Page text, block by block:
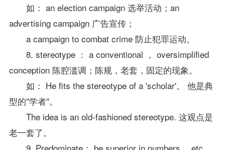
如： an election campaign 选举活动；an
advertising campaign 广告宣传；
a campaign to combat crime 防止犯罪运动。
8. stereotype ： a conventional ， oversimplified
conception 陈腔滥调；陈规，老套，固定的现象。
如： He fits the stereotype of a 'scholar'。 他是典
型的''学者''。
The idea is an old-fashioned stereotype. 这观点是
老一套了。